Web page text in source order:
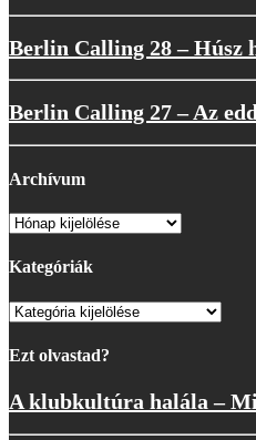
Berlin Calling 28 – Húsz
Berlin Calling 27 – Az
Archívum
Archívum
Kategóriák
Kategóriák
Ezt olvastad?
A klubkultúra halála –